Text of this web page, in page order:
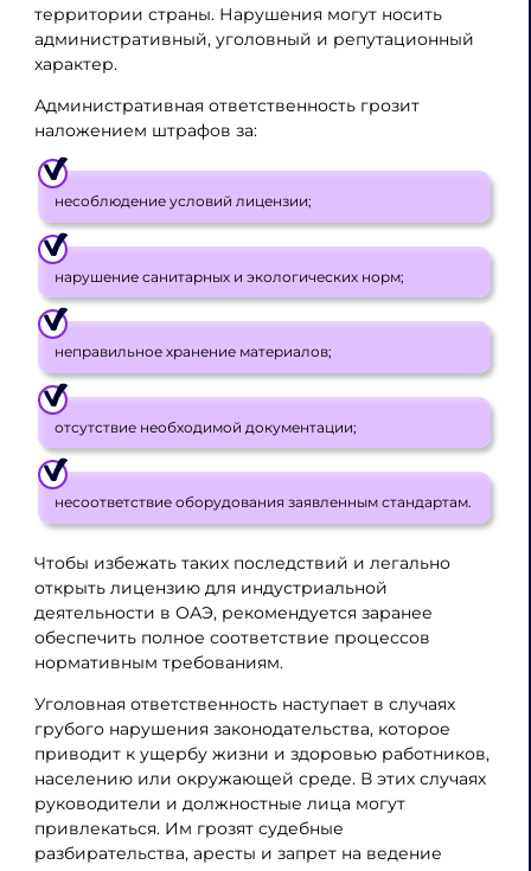
территории страны. Нарушения могут носить
административный, уголовный и репутационный
характер.
Административная ответственность грозит
наложением штрафов за:
несоблюдение условий лицензии;
нарушение санитарных и экологических норм;
неправильное хранение материалов;
отсутствие необходимой документации;
несоответствие оборудования заявленным стандартам.
Чтобы избежать таких последствий и легально
открыть лицензию для индустриальной
деятельности в ОАЭ, рекомендуется заранее
обеспечить полное соответствие процессов
нормативным требованиям.
Уголовная ответственность наступает в случаях
грубого нарушения законодательства, которое
приводит к ущербу жизни и здоровью работников,
населению или окружающей среде. В этих случаях
руководители и должностные лица могут
привлекаться. Им грозят судебные
разбирательства, аресты и запрет на ведение